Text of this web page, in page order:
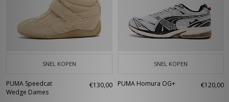
SNEL KOPEN
PUMA Speedcat
Wedge Dames
€130,00
SNEL KOPEN
PUMA Homura OG+ €120,00